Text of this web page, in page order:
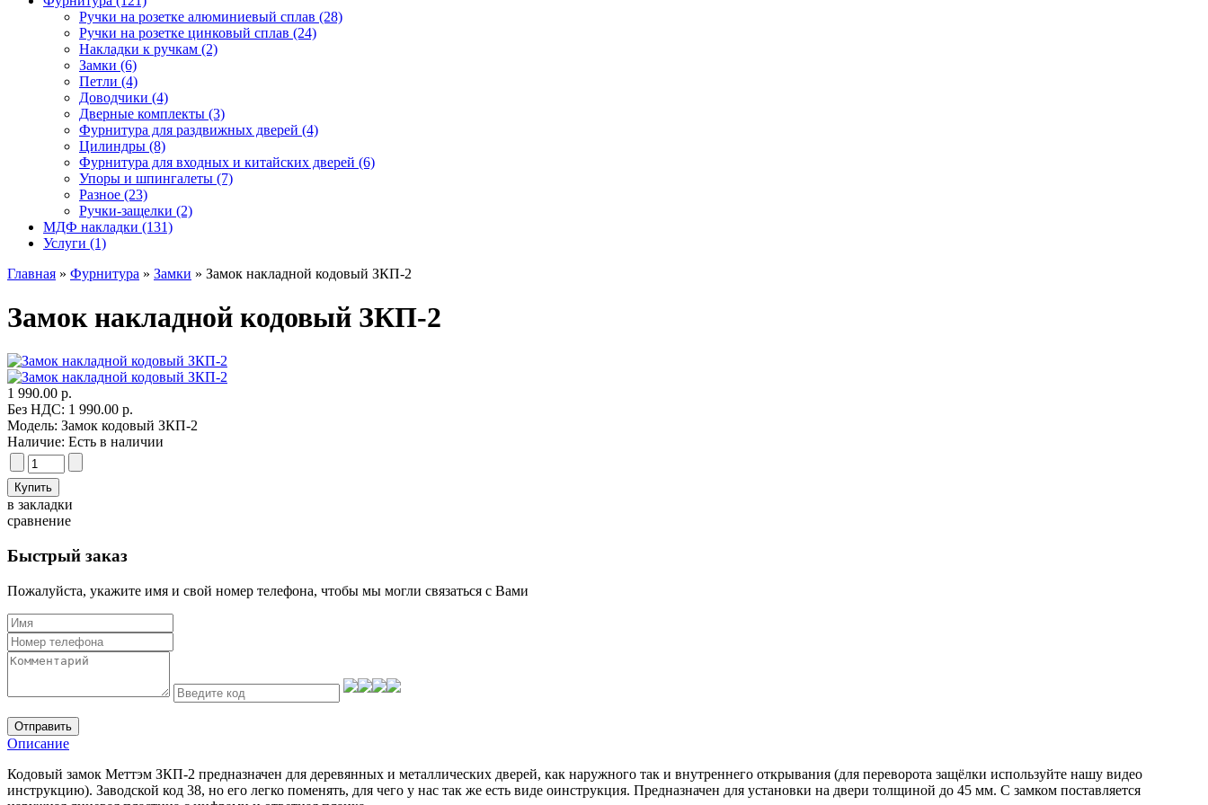
Ручки на розетке алюминиевый сплав (28)
Ручки на розетке цинковый сплав (24)
Накладки к ручкам (2)
Замки (6)
Петли (4)
Доводчики (4)
Дверные комплекты (3)
Фурнитура для раздвижных дверей (4)
Цилиндры (8)
Фурнитура для входных и китайских дверей (6)
Упоры и шпингалеты (7)
Разное (23)
Ручки-защелки (2)
МДФ накладки (131)
Услуги (1)
Главная » Фурнитура » Замки » Замок накладной кодовый ЗКП-2
Замок накладной кодовый ЗКП-2
1 990.00 р.
Без НДС: 1 990.00 р.
Модель: Замок кодовый ЗКП-2
Наличие: Есть в наличии
в закладки
сравнение
Быстрый заказ
Пожалуйста, укажите имя и свой номер телефона, чтобы мы могли связаться с Вами
Отправить
Описание
Кодовый замок Меттэм ЗКП-2 предназначен для деревянных и металлических дверей, как наружного так и внутреннего открывания (для переворота защёлки используйте нашу видео
инструкцию). Заводской код 38, но его легко поменять, для чего у нас так же есть виде оинструкция. Предназначен для установки на двери толщиной до 45 мм. С замком поставляется